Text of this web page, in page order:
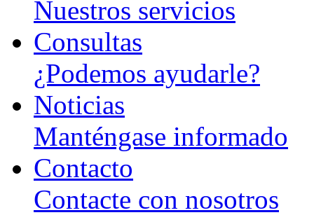
Nuestros servicios
Consultas
¿Podemos ayudarle?
Noticias
Manténgase informado
Contacto
Contacte con nosotros